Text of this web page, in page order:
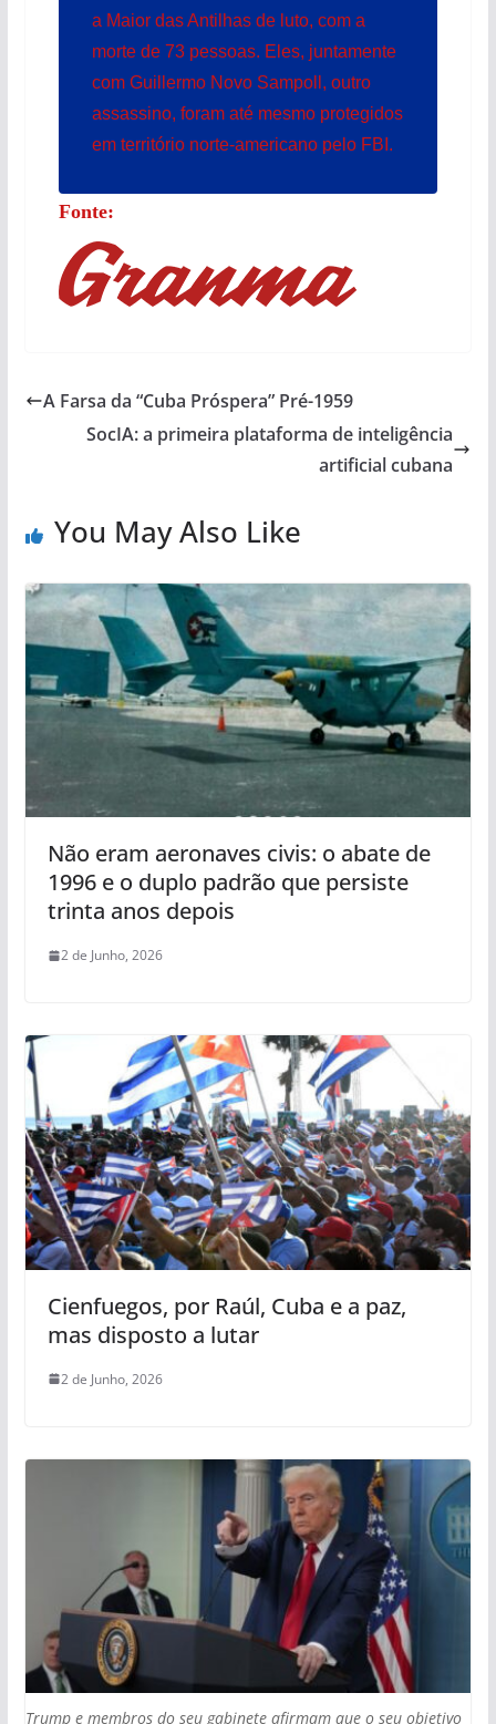
a Maior das Antilhas de luto, com a
morte de 73 pessoas. Eles, juntamente
com Guillermo Novo Sampoll, outro
assassino, foram até mesmo protegidos
em território norte-americano pelo FBI.
Fonte:
A Farsa da “Cuba Próspera” Pré-1959
SocIA: a primeira plataforma de inteligência
artificial cubana
You May Also Like
Não eram aeronaves civis: o abate de
1996 e o duplo padrão que persiste
trinta anos depois
2 de Junho, 2026
Cienfuegos, por Raúl, Cuba e a paz,
mas disposto a lutar
2 de Junho, 2026
Trump e membros do seu gabinete afirmam que o seu objetivo